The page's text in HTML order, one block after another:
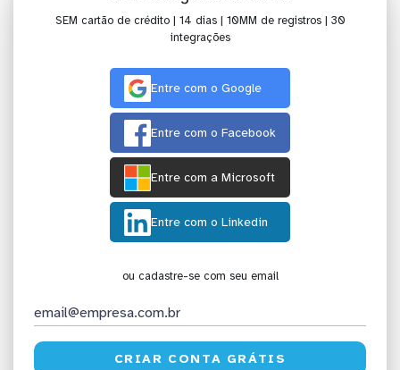
SEM cartão de crédito | 14 dias | 10MM de registros | 30
integrações
Entre com o Google
Entre com o Facebook
Entre com a Microsoft
Entre com o Linkedin
ou cadastre-se com seu email